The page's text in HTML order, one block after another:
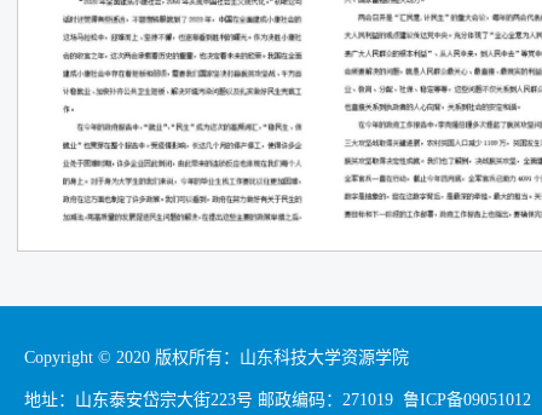
Copyright © 2020 版权所有：山东科技大学资源学院
地址：山东泰安岱宗大街223号 邮政编码：271019 鲁ICP备09051012